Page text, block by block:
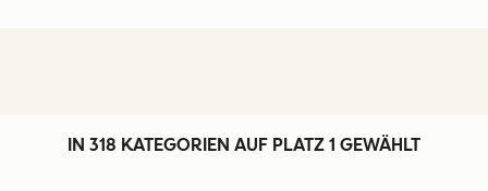
IN 318 KATEGORIEN AUF PLATZ 1 GEWÄHLT